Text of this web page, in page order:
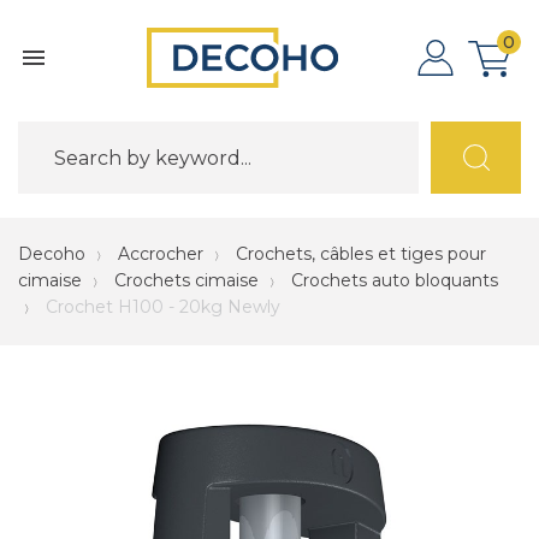

0
Decoho Accrocher
Crochets, câbles et tiges pour
cimaise
Crochets cimaise
Crochets auto bloquants
Crochet H100 - 20kg Newly